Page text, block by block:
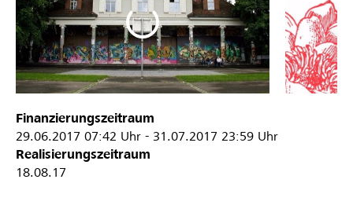
Finanzierungszeitraum
29.06.2017 07:42 Uhr - 31.07.2017 23:59 Uhr
Realisierungszeitraum
18.08.17